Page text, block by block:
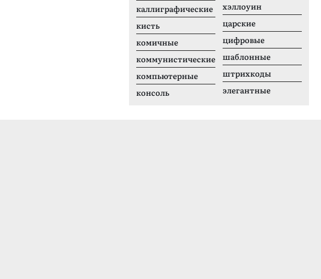
каллиграфические
кисть
комичные
коммунистические
компьютерные
консоль
хэллоуин
царские
цифровые
шаблонные
штрихкоды
элегантные